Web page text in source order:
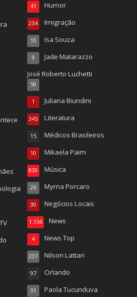
Humor
41
Imigração
234
Isa Souza
10
Jade Matarazzo
9
José Roberto Luchetti
59
Juliana Biundini
1
Literatura
345
Médicos Brasileiros
15
Mikaela Paim
10
Música
830
Myrna Porcaro
26
Negócios Locais
30
News
1.156
News Top
4
Nilson Lattari
237
Orlando
97
Paola Tucunduva
31